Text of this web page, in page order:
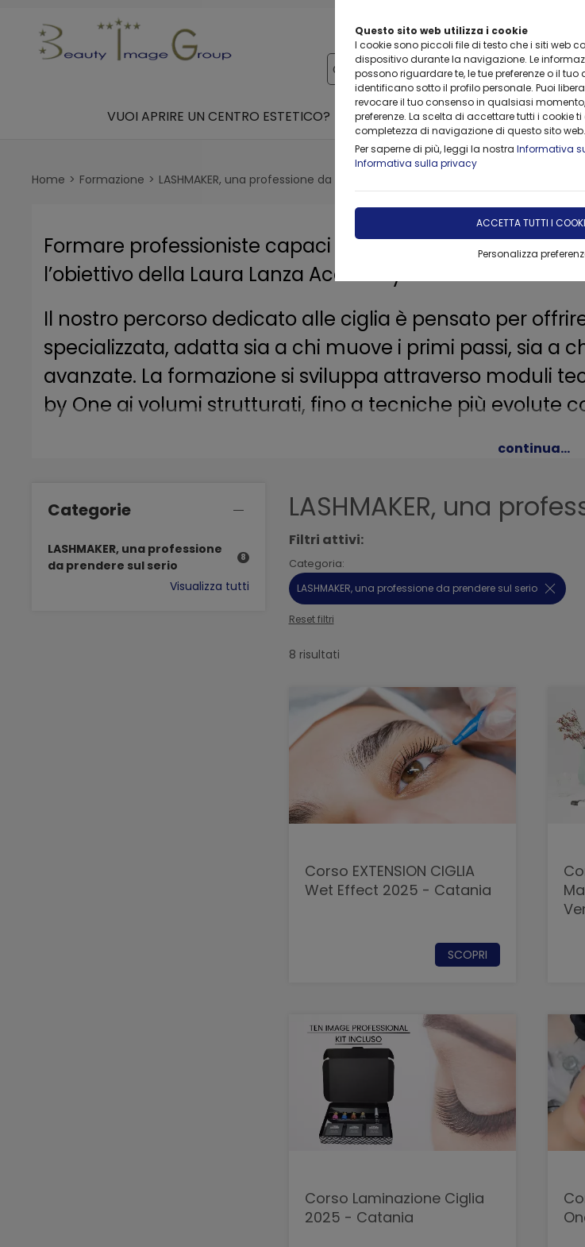
Questo sito web utilizza i cookie
I cookie sono piccoli file di testo che i siti web
dispositivo durante la navigazione. Le
possono riguardare te, le tue preferenze o il
identificano sotto il profilo personale. Puoi
revocare il tuo consenso in qualsiasi
preferenze. La scelta di accettare tutti i cookie
completezza di navigazione di questo sito web.
Per saperne di più, leggi la nostra Informativa
Informativa sulla privacy
ACCETTA TUTTI I
Personalizza
VUOI APRIRE UN CENTRO ESTETICO? CONSULTING FORMAZIONE
Home Formazione LASHMAKER, una professione da prendere sul serio
Formare professioniste capaci di valorizzare ogni
l’obiettivo della Laura Lanza Academy.
Il nostro percorso dedicato alle ciglia è pensato per
specializzata, adatta sia a chi muove i primi passi, sia a
avanzate. La formazione si sviluppa attraverso moduli
by One ai volumi strutturati, fino a tecniche più evolute
Ogni corso è progettato per rispondere alle esigenze
chi ambisce a distinguersi davvero nel settore.
continua...
Categorie
LASHMAKER, una professione
da prendere sul serio
8
Visualizza tutti
LASHMAKER, una
Filtri attivi:
Categoria:
LASHMAKER, una professione da prendere sul serio
Reset filtri
8 risultati
Corso EXTENSION CIGLIA
Wet Effect 2025 - Catania
SCOPRI
Corso Laminazione Ciglia
2025 - Catania